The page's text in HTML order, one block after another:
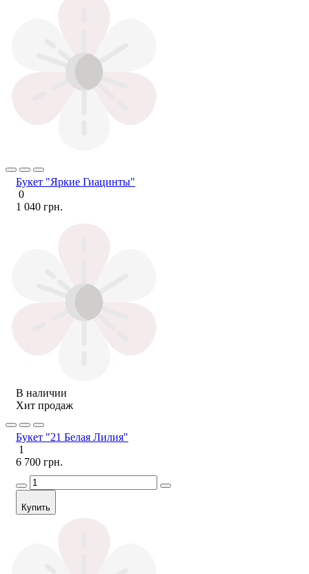
Букет "Яркие Гиацинты"
0
1 040 грн.
В наличии
Хит продаж
Букет "21 Белая Лилия"
1
6 700 грн.
Купить